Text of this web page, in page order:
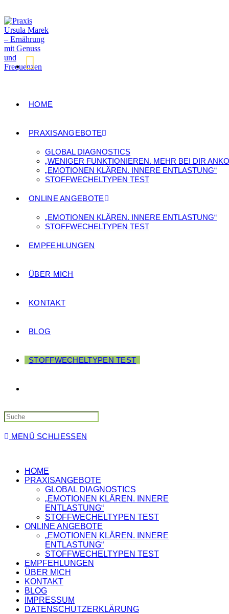
HOME
PRAXISANGEBOTE
GLOBAL DIAGNOSTICS
„WENIGER FUNKTIONIEREN. MEHR BEI DIR
„EMOTIONEN KLÄREN. INNERE ENTLASTUNG“
STOFFWECHELTYPEN TEST
ONLINE ANGEBOTE
„EMOTIONEN KLÄREN. INNERE ENTLASTUNG“
STOFFWECHELTYPEN TEST
EMPFEHLUNGEN
ÜBER MICH
KONTAKT
BLOG
STOFFWECHELTYPEN TEST
MENÜ SCHLIESSEN
HOME
PRAXISANGEBOTE
GLOBAL DIAGNOSTICS
„EMOTIONEN KLÄREN. INNERE
ENTLASTUNG“
STOFFWECHELTYPEN TEST
ONLINE ANGEBOTE
„EMOTIONEN KLÄREN. INNERE
ENTLASTUNG“
STOFFWECHELTYPEN TEST
EMPFEHLUNGEN
ÜBER MICH
KONTAKT
BLOG
IMPRESSUM
DATENSCHUTZERKLÄRUNG